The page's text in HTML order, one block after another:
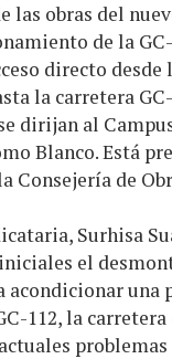
las obras del
de la
directo
la carretera
dirijan al
Blanco. Está
Consejería de
Surhisa
el
acondicionar una
112, la